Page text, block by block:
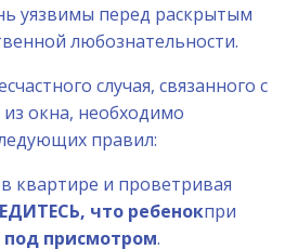
уязвимы перед раскрытым
любознательности.
случая, связанного с
окна, необходимо
правил:
квартире и проветривая
что ребенокпри
под присмотром.